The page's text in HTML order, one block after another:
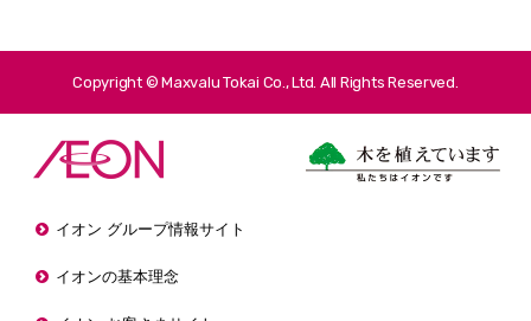
Copyright © Maxvalu Tokai Co., Ltd. All Rights Reserved.
イオン グループ情報サイト
イオンの基本理念